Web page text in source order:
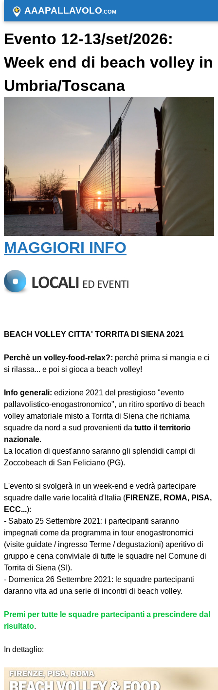
AAAPALLAVOLO.COM
Evento 12-13/set/2026:
Week end di beach volley in
Umbria/Toscana
MAGGIORI INFO
BEACH VOLLEY CITTA' TORRITA DI SIENA 2021
Perchè un volley-food-relax?: perchè prima si mangia e ci
si rilassa... e poi si gioca a beach volley!
Info generali: edizione 2021 del prestigioso "evento
pallavolistico-enogastronomico", un ritiro sportivo di beach
volley amatoriale misto a Torrita di Siena che richiama
squadre da nord a sud provenienti da tutto il territorio
nazionale.
La location di quest'anno saranno gli splendidi campi di
Zoccobeach di San Feliciano (PG).
L'evento si svolgerà in un week-end e vedrà partecipare
squadre dalle varie località d'Italia (FIRENZE, ROMA, PISA,
ECC...):
- Sabato 25 Settembre 2021: i partecipanti saranno
impegnati come da programma in tour enogastronomici
(visite guidate / ingresso Terme / degustazioni) aperitivo di
gruppo e cena conviviale di tutte le squadre nel Comune di
Torrita di Siena (SI).
- Domenica 26 Settembre 2021: le squadre partecipanti
daranno vita ad una serie di incontri di beach volley.
Premi per tutte le squadre partecipanti a prescindere dal
risultato.
In dettaglio: